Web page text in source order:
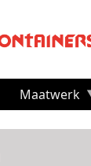
Maatwerk